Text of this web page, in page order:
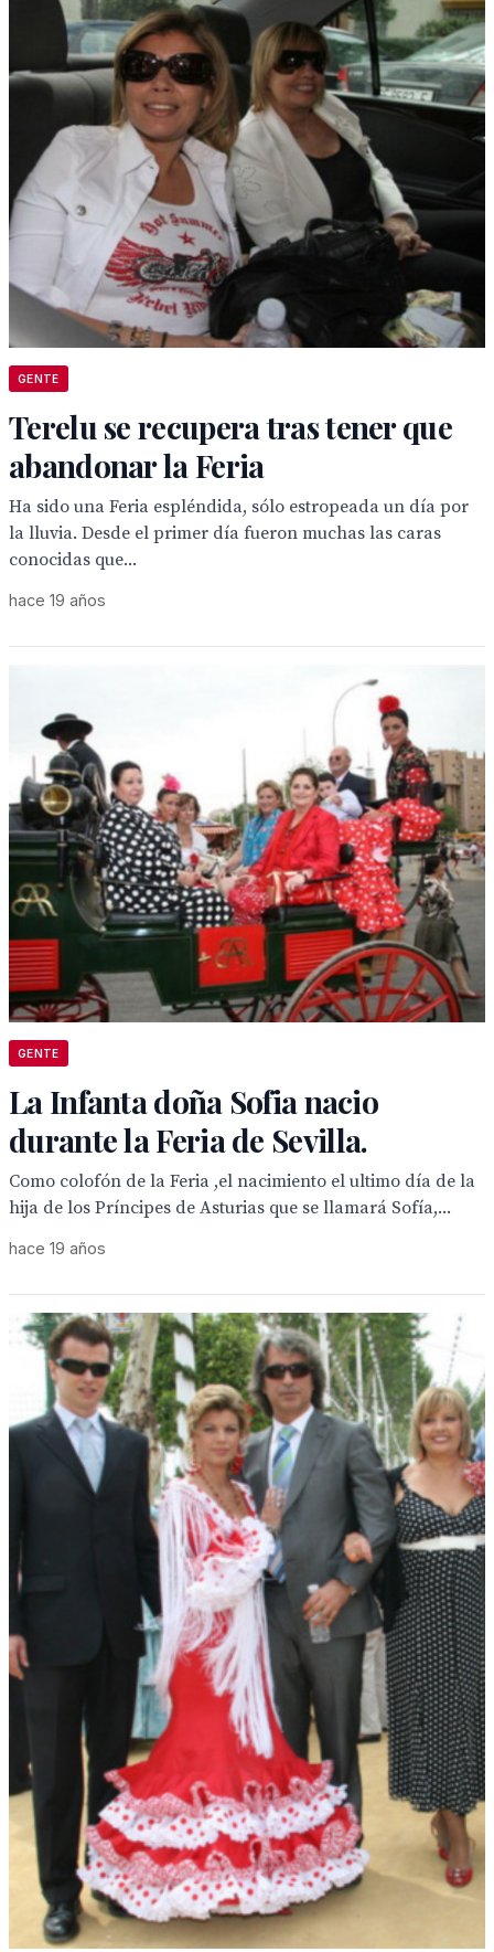
GENTE
Terelu se recupera tras tener que
abandonar la Feria
Ha sido una Feria espléndida, sólo estropeada un día por
la lluvia. Desde el primer día fueron muchas las caras
conocidas que...
hace 19 años
GENTE
La Infanta doña Sofia nacio
durante la Feria de Sevilla.
Como colofón de la Feria ,el nacimiento el ultimo día de la
hija de los Príncipes de Asturias que se llamará Sofía,...
hace 19 años